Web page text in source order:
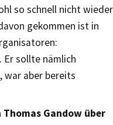
so schnell nicht wieder
gekommen ist in
Er sollte nämlich
war aber bereits
Gandow über